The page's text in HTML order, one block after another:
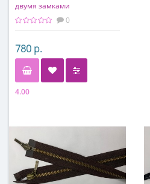
двумя замками
0
780 р.
4.00